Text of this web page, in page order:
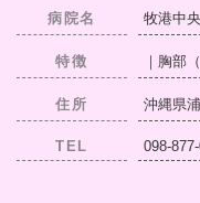
病院名 牧港中
特徴 ｜胸部
住所 沖縄県
TEL 098-